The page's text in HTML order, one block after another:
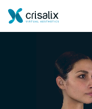
Página inicial para